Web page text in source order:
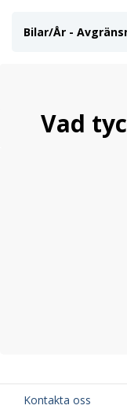
Bilar/År -
Vad
Kontakta oss